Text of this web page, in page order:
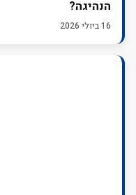
הנהיגה?
16 ביולי 2026